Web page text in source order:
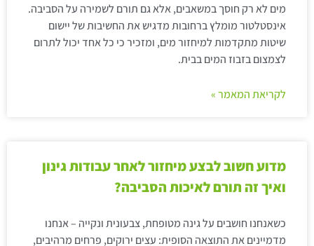
מים לא רק חוסך במשאבים, אלא גם תורם לשמירה על הסביבה.
אינסטלטור מומלץ ברחובות מדגיש את החשיבות של יישום
שיטות מתקדמות למיחזור מים, ומזכיר כי כל אחד יכול לתרום
לצמצום בזבוז המים בבית.
לקריאת המאמר »
מדוע חשוב לבצע מיחזור לאחר עבודות גינון
ואיך זה תורם לאיכות הסביבה?
כשאנחנו חושבים על גינה מטופחת, צבעונית ונקייה – אנחנו
מדמיינים את התוצאה הסופית: עצים ירוקים, פרחים מרהיבים,